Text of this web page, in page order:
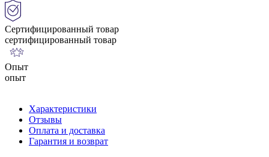
Сертифицированный товар
сертифицированный товар
Опыт
опыт
Характеристики
Отзывы
Оплата и доставка
Гарантия и возврат